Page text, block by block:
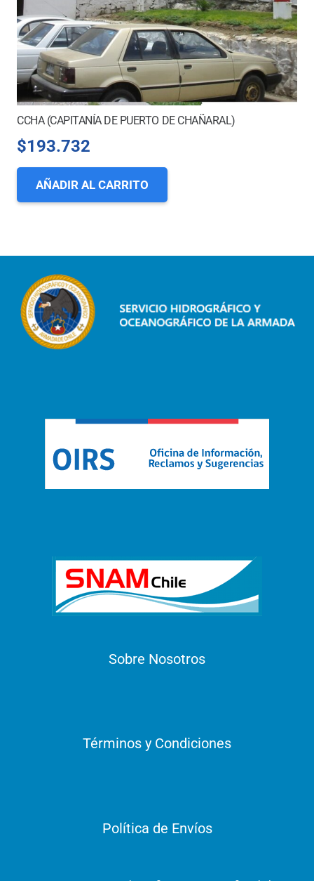
CCHA (CAPITANÍA DE PUERTO DE CHAÑARAL)
$193.732
AÑADIR AL CARRITO
Sobre Nosotros
Términos y Condiciones
Política de Envíos